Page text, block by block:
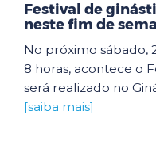
Festival de
neste fim de
No próximo sábado,
8 horas, acontece o
será realizado no
[saiba mais]